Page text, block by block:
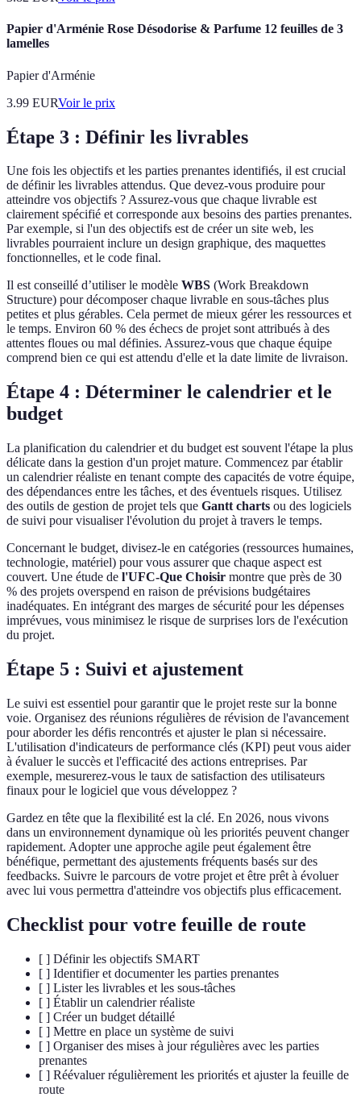
Papier d'Arménie Rose Désodorise & Parfume 12 feuilles de 3
lamelles
Papier d'Arménie
3.99 EURVoir le prix
Étape 3 : Définir les livrables
Une fois les objectifs et les parties prenantes identifiés, il est crucial
de définir les livrables attendus. Que devez-vous produire pour
atteindre vos objectifs ? Assurez-vous que chaque livrable est
clairement spécifié et corresponde aux besoins des parties prenantes.
Par exemple, si l'un des objectifs est de créer un site web, les
livrables pourraient inclure un design graphique, des maquettes
fonctionnelles, et le code final.
Il est conseillé d’utiliser le modèle WBS (Work Breakdown
Structure) pour décomposer chaque livrable en sous-tâches plus
petites et plus gérables. Cela permet de mieux gérer les ressources et
le temps. Environ 60 % des échecs de projet sont attribués à des
attentes floues ou mal définies. Assurez-vous que chaque équipe
comprend bien ce qui est attendu d'elle et la date limite de livraison.
Étape 4 : Déterminer le calendrier et le
budget
La planification du calendrier et du budget est souvent l'étape la plus
délicate dans la gestion d'un projet mature. Commencez par établir
un calendrier réaliste en tenant compte des capacités de votre équipe,
des dépendances entre les tâches, et des éventuels risques. Utilisez
des outils de gestion de projet tels que Gantt charts ou des logiciels
de suivi pour visualiser l'évolution du projet à travers le temps.
Concernant le budget, divisez-le en catégories (ressources humaines,
technologie, matériel) pour vous assurer que chaque aspect est
couvert. Une étude de l'UFC-Que Choisir montre que près de 30
% des projets overspend en raison de prévisions budgétaires
inadéquates. En intégrant des marges de sécurité pour les dépenses
imprévues, vous minimisez le risque de surprises lors de l'exécution
du projet.
Étape 5 : Suivi et ajustement
Le suivi est essentiel pour garantir que le projet reste sur la bonne
voie. Organisez des réunions régulières de révision de l'avancement
pour aborder les défis rencontrés et ajuster le plan si nécessaire.
L'utilisation d'indicateurs de performance clés (KPI) peut vous aider
à évaluer le succès et l'efficacité des actions entreprises. Par
exemple, mesurerez-vous le taux de satisfaction des utilisateurs
finaux pour le logiciel que vous développez ?
Gardez en tête que la flexibilité est la clé. En 2026, nous vivons
dans un environnement dynamique où les priorités peuvent changer
rapidement. Adopter une approche agile peut également être
bénéfique, permettant des ajustements fréquents basés sur des
feedbacks. Suivre le parcours de votre projet et être prêt à évoluer
avec lui vous permettra d'atteindre vos objectifs plus efficacement.
Checklist pour votre feuille de route
[ ] Définir les objectifs SMART
[ ] Identifier et documenter les parties prenantes
[ ] Lister les livrables et les sous-tâches
[ ] Établir un calendrier réaliste
[ ] Créer un budget détaillé
[ ] Mettre en place un système de suivi
[ ] Organiser des mises à jour régulières avec les parties
prenantes
[ ] Réévaluer régulièrement les priorités et ajuster la feuille de
route